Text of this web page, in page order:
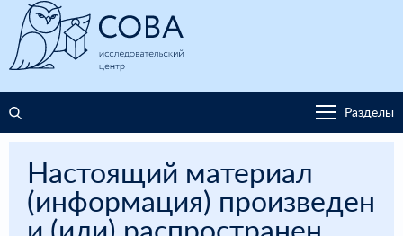
Разделы
Настоящий материал
(информация) произведен